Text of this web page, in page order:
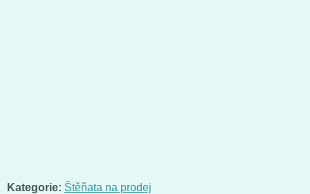
Kategorie: Štěňata na prodej